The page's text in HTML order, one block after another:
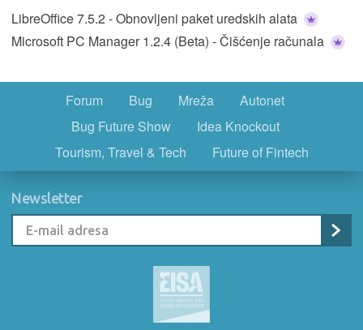
LibreOffice 7.5.2 - Obnovljeni paket uredskih alata
Microsoft PC Manager 1.2.4 (Beta) - Čišćenje računala
Forum Bug Mreža
Autonet
Bug Future Show
Idea Knockout
Tourism, Travel & Tech
Future of Fintech
Newsletter